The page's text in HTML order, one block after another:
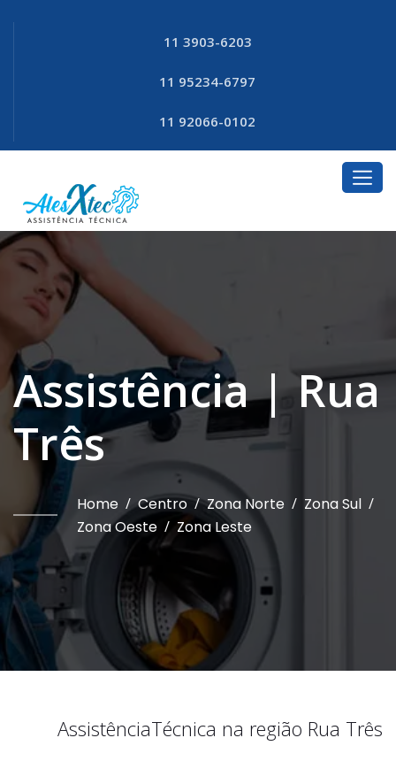
11 3903-6203
11 95234-6797
11 92066-0102
Assistência | Rua
Três
Home / Centro / Zona Norte / Zona Sul /
Zona Oeste / Zona Leste
AssistênciaTécnica na região Rua Três